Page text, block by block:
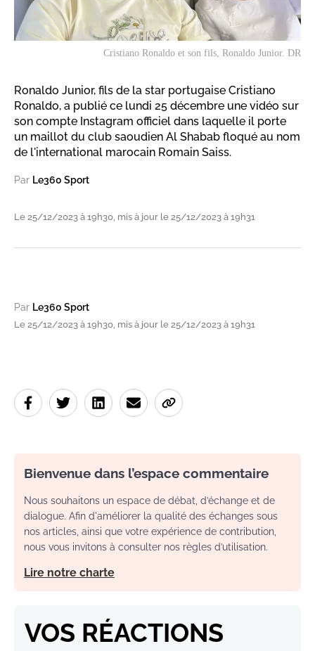
Cristiano Ronaldo et son fils, Ronaldo Junior. DR
Ronaldo Junior, fils de la star portugaise Cristiano
Ronaldo, a publié ce lundi 25 décembre une vidéo sur
son compte Instagram officiel dans laquelle il porte
un maillot du club saoudien Al Shabab floqué au nom
de l'international marocain Romain Saiss.
Par Le360 Sport
Le 25/12/2023 à 19h30, mis à jour le 25/12/2023 à 19h31
Par Le360 Sport
Le 25/12/2023 à 19h30, mis à jour le 25/12/2023 à 19h31
Bienvenue dans l’espace commentaire
Nous souhaitons un espace de débat, d’échange et de
dialogue. Afin d'améliorer la qualité des échanges sous
nos articles, ainsi que votre expérience de contribution,
nous vous invitons à consulter nos règles d’utilisation.
Lire notre charte
VOS RÉACTIONS